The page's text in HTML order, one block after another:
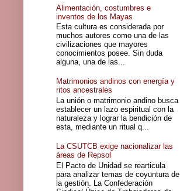
Alimentación, costumbres e
inventos de los Mayas
Esta cultura es considerada por
muchos autores como una de las
civilizaciones que mayores
conocimientos posee. Sin duda
alguna, una de las...
Matrimonios andinos con energía y
ritos ancestrales
La unión o matrimonio andino busca
establecer un lazo espiritual con la
naturaleza y lograr la bendición de
esta, mediante un ritual q...
La CSUTCB exige nacionalizar las
áreas de Repsol
El Pacto de Unidad se rearticula
para analizar temas de coyuntura de
la gestión. La Confederación